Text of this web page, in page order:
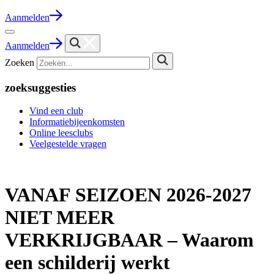
Aanmelden
Aanmelden
Zoeken
zoeksuggesties
Vind een club
Informatiebijeenkomsten
Online leesclubs
Veelgestelde vragen
VANAF SEIZOEN 2026-2027
NIET MEER
VERKRIJGBAAR – Waarom
een schilderij werkt